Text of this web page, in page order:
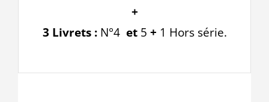
+
3 Livrets :N°4 et5 + 1 Hors série.